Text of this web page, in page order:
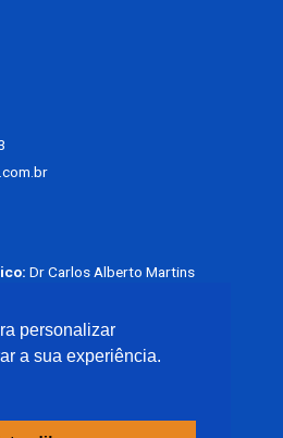
personalizar
a sua experiência.
Dr Carlos Alberto Martins